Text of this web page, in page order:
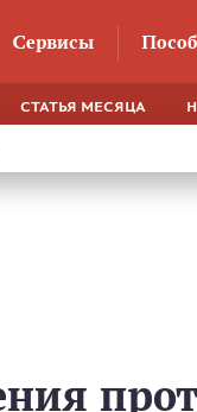
Сервисы
СТАТЬЯ МЕСЯЦА